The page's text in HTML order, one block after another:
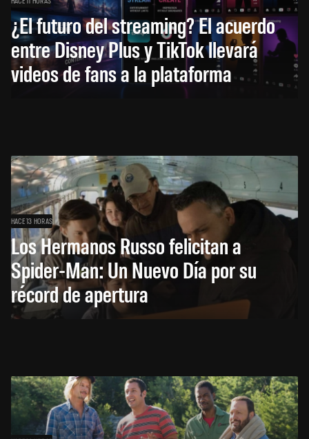
¿El futuro del streaming? El acuerdo
entre Disney Plus y TikTok llevará
videos de fans a la plataforma
HACE 13 HORAS
Los Hermanos Russo felicitan a
Spider-Man: Un Nuevo Día por su
récord de apertura